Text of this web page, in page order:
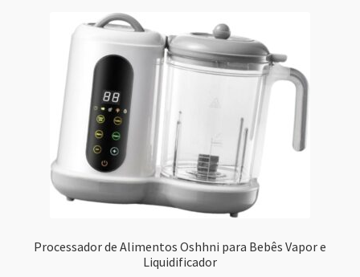
Processador de Alimentos Oshhni para Bebês Vapor e
Liquidificador